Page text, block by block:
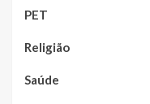
PET
Religião
Saúde